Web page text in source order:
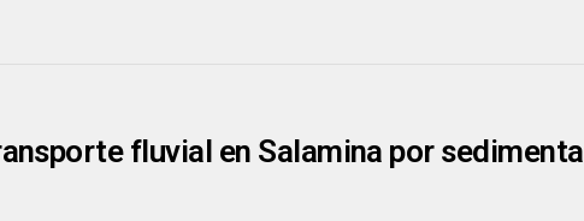
fluvial en Salamina por